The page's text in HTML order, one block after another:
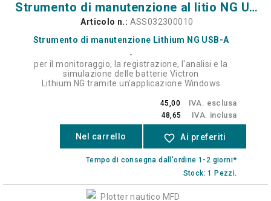
Strumento di manutenzione al litio NG USB-A
Articolo n.: ASS032300010
Strumento di manutenzione Lithium NG USB-A
-
per il monitoraggio, la registrazione, l'analisi e la
simulazione delle batterie Victron
Lithium NG tramite un'applicazione Windows
45,00 IVA. esclusa
48,65 IVA. inclusa
Nel carrello favorite_border Ai preferiti
Tempo di consegna dall'ordine 1-2 giorni*
Stock: 1 Pezzi.